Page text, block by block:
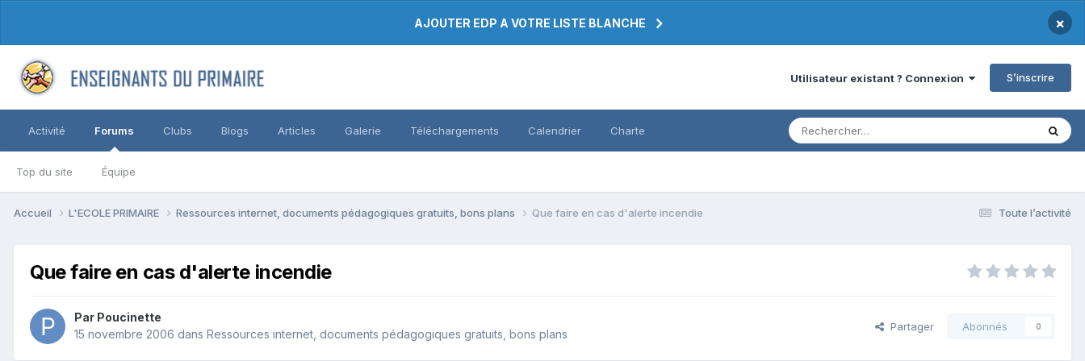
AJOUTER EDP A VOTRE LISTE BLANCHE ×
Utilisateur existant ? Connexion S’inscrire
Activité Forums
Top du site Équipe
Clubs Blogs Articles Galerie Téléchargements Calendrier Charte
Toute l’activité
Accueil L'ECOLE PRIMAIRE Ressources internet, documents pédagogiques gratuits, bons plans Que faire en cas d'alerte incendie
Que faire en cas d'alerte incendie
Par Poucinette
15 novembre 2006 dans Ressources internet, documents pédagogiques gratuits, bons plans
Partager Abonnés 0